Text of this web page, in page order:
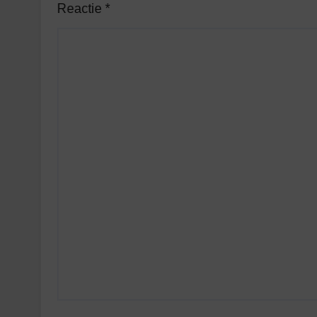
Reactie *